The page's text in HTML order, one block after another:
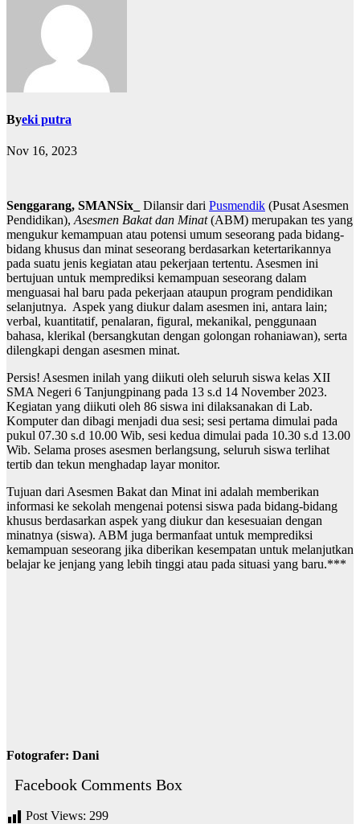
Byeki putra
Nov 16, 2023
Senggarang, SMANSix_ Dilansir dari Pusmendik (Pusat Asesmen
Pendidikan),Asesmen Bakat dan Minat(ABM) merupakan tes yang
mengukur kemampuan atau potensi umum seseorang pada bidang-
bidang khusus dan minat seseorang berdasarkan ketertarikannya
pada suatu jenis kegiatan atau pekerjaan tertentu. Asesmen ini
bertujuan untuk memprediksi kemampuan seseorang dalam
menguasai hal baru pada pekerjaan ataupun program pendidikan
selanjutnya. Aspek yang diukur dalam asesmen ini, antara lain;
verbal, kuantitatif, penalaran, figural, mekanikal, penggunaan
bahasa, klerikal (bersangkutan dengan golongan rohaniawan), serta
dilengkapi dengan asesmen minat.
Persis! Asesmen inilah yang diikuti oleh seluruh siswa kelas XII
SMA Negeri 6 Tanjungpinang pada 13 s.d 14 November 2023.
Kegiatan yang diikuti oleh 86 siswa ini dilaksanakan di Lab.
Komputer dan dibagi menjadi dua sesi; sesi pertama dimulai pada
pukul 07.30 s.d 10.00 Wib, sesi kedua dimulai pada 10.30 s.d 13.00
Wib. Selama proses asesmen berlangsung, seluruh siswa terlihat
tertib dan tekun menghadap layar monitor.
Tujuan dari Asesmen Bakat dan Minat ini adalah memberikan
informasi ke sekolah mengenai potensi siswa pada bidang-bidang
khusus berdasarkan aspek yang diukur dan kesesuaian dengan
minatnya (siswa). ABM juga bermanfaat untuk memprediksi
kemampuan seseorang jika diberikan kesempatan untuk melanjutkan
belajar ke jenjang yang lebih tinggi atau pada situasi yang baru.***
Fotografer: Dani
Facebook Comments Box
Post Views: 299